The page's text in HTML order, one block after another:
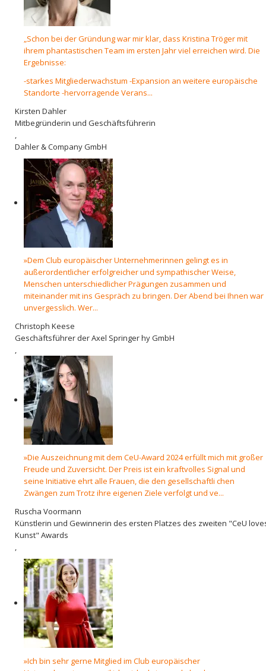
„Schon bei der Gründung war mir klar, dass Kristina Tröger mit
ihrem phantastischen Team im ersten Jahr viel erreichen wird. Die
Ergebnisse:
-starkes Mitgliederwachstum -Expansion an weitere europäische
Standorte -hervorragende Verans...
Kirsten Dahler
Mitbegründerin und Geschäftsführerin
,
Dahler & Company GmbH
»Dem Club europäischer Unternehmerinnen gelingt es in
außerordentlicher erfolgreicher und sympathischer Weise,
Menschen unterschiedlicher Prägungen zusammen und
miteinander mit ins Gespräch zu bringen. Der Abend bei Ihnen war
unvergesslich. Wer...
Christoph Keese
Geschäftsführer der Axel Springer hy GmbH
,
»Die Auszeichnung mit dem CeU-Award 2024 erfüllt mich mit großer
Freude und Zuversicht. Der Preis ist ein kraftvolles Signal und
seine Initiative ehrt alle Frauen, die den gesellschaftli chen
Zwängen zum Trotz ihre eigenen Ziele verfolgt und ve...
Ruscha Voormann
Künstlerin und Gewinnerin des ersten Platzes des zweiten "CeU
Kunst" Awards
,
»Ich bin sehr gerne Mitglied im Club europäischer